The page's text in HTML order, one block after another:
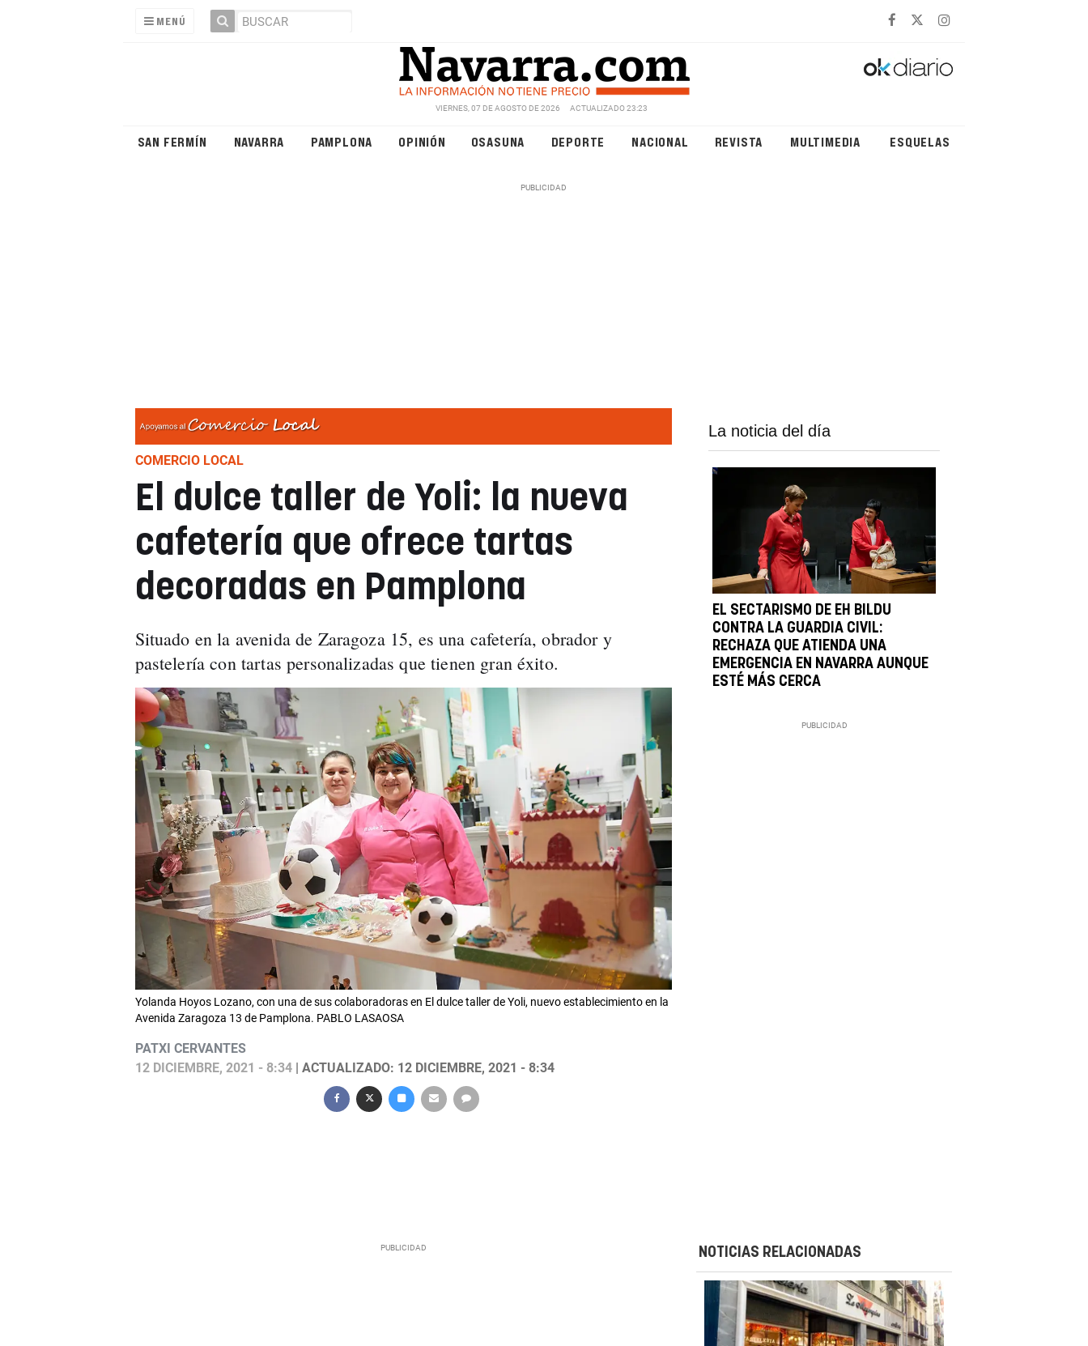
MENÚ
VIERNES, 07 DE AGOSTO DE 2026 ACTUALIZADO 23:23
SAN FERMÍN NAVARRA PAMPLONA OPINIÓN OSASUNA DEPORTE NACIONAL REVISTA MULTIMEDIA ESQUELAS
COMERCIO LOCAL
El dulce taller de Yoli: la nueva
cafetería que ofrece tartas
decoradas en Pamplona
Situado en la avenida de Zaragoza 15, es una cafetería, obrador y
pastelería con tartas personalizadas que tienen gran éxito.
Yolanda Hoyos Lozano, con una de sus colaboradoras en El dulce taller de Yoli, nuevo establecimiento en la
Avenida Zaragoza 13 de Pamplona. PABLO LASAOSA
PATXI CERVANTES
12 DICIEMBRE, 2021 - 8:34| ACTUALIZADO: 12 DICIEMBRE, 2021 - 8:34
La noticia del día
EL SECTARISMO DE EH BILDU
CONTRA LA GUARDIA CIVIL:
RECHAZA QUE ATIENDA UNA
EMERGENCIA EN NAVARRA AUNQUE
ESTÉ MÁS CERCA
NOTICIAS RELACIONADAS